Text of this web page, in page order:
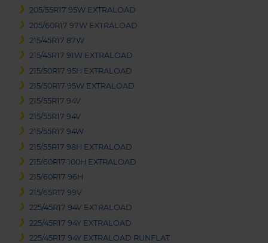
205/55R17 95W EXTRALOAD
205/60R17 97W EXTRALOAD
215/45R17 87W
215/45R17 91W EXTRALOAD
215/50R17 95H EXTRALOAD
215/50R17 95W EXTRALOAD
215/55R17 94V
215/55R17 94V
215/55R17 94W
215/55R17 98H EXTRALOAD
215/60R17 100H EXTRALOAD
215/60R17 96H
215/65R17 99V
225/45R17 94V EXTRALOAD
225/45R17 94Y EXTRALOAD
225/45R17 94Y EXTRALOAD RUNFLAT